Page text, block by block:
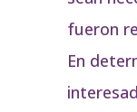
fueron
En